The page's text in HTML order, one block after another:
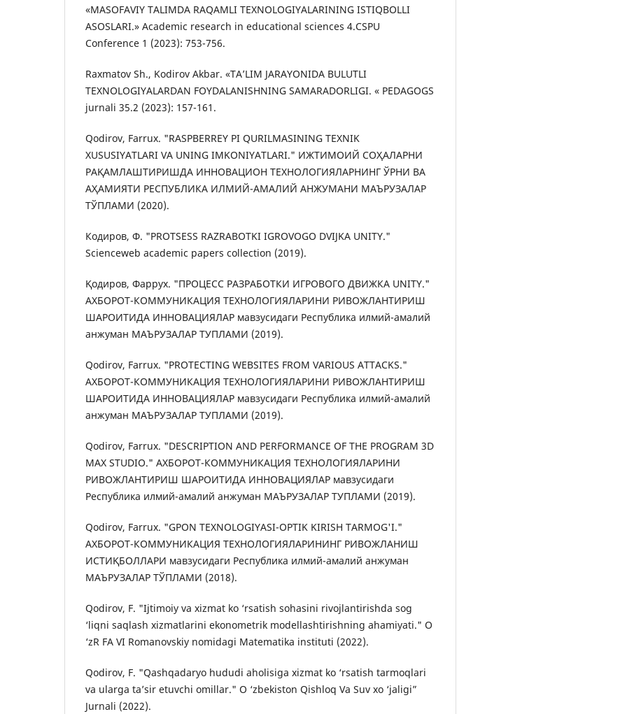
«MASOFAVIY TALIMDA RAQAMLI TEXNOLOGIYALARINING ISTIQBOLLI
ASOSLARI.» Academic research in educational sciences 4.CSPU
Conference 1 (2023): 753-756.
Rаxmаtоv Sh., Kodirov Akbar. «TА’LIM JАRАYОNIDА BULUTLI
TEXNОLОGIYАLАRDАN FОYDАLАNISHNING SАMАRАDОRLIGI. « PEDAGOGS
jurnali 35.2 (2023): 157-161.
Qodirov, Farrux. "RASPBERREY PI QURILMASINING TEXNIK
XUSUSIYATLARI VA UNING IMKONIYATLARI." ИЖТИМОИЙ СОҲАЛАРНИ
РАҚАМЛАШТИРИШДА ИННОВАЦИОН ТЕХНОЛОГИЯЛАРНИНГ ЎРНИ ВА
АҲАМИЯТИ РЕСПУБЛИКА ИЛМИЙ-АМАЛИЙ АНЖУМАНИ МАЪРУЗАЛАР
ТЎПЛАМИ (2020).
Кодиров, Ф. "PROTSESS RAZRABOTKI IGROVOGO DVIJKA UNITY."
Scienceweb academic papers collection (2019).
Қодиров, Фаррух. "ПРОЦЕСС РАЗРАБОТКИ ИГРОВОГО ДВИЖКА UNITY."
АХБОРОТ-КОММУНИКАЦИЯ ТЕХНОЛОГИЯЛАРИНИ РИВОЖЛАНТИРИШ
ШАРОИТИДА ИННОВАЦИЯЛАР мавзусидаги Республика илмий-амалий
анжуман МАЪРУЗАЛАР ТУПЛАМИ (2019).
Qodirov, Farrux. "PROTECTING WEBSITES FROM VARIOUS ATTACKS."
АХБОРОТ-КОММУНИКАЦИЯ ТЕХНОЛОГИЯЛАРИНИ РИВОЖЛАНТИРИШ
ШАРОИТИДА ИННОВАЦИЯЛАР мавзусидаги Республика илмий-амалий
анжуман МАЪРУЗАЛАР ТУПЛАМИ (2019).
Qodirov, Farrux. "DESCRIPTION AND PERFORMANCE OF THE PROGRAM 3D
MAX STUDIO." АХБОРОТ-КОММУНИКАЦИЯ ТЕХНОЛОГИЯЛАРИНИ
РИВОЖЛАНТИРИШ ШАРОИТИДА ИННОВАЦИЯЛАР мавзусидаги
Республика илмий-амалий анжуман МАЪРУЗАЛАР ТУПЛАМИ (2019).
Qodirov, Farrux. "GPON TEXNOLOGIYASI-OPTIK KIRISH TARMOG'I."
АХБОРОТ-КОММУНИКАЦИЯ ТЕХНОЛОГИЯЛАРИНИНГ РИВОЖЛАНИШ
ИСТИҚБОЛЛАРИ мавзусидаги Республика илмий-амалий анжуман
МАЪРУЗАЛАР ТЎПЛАМИ (2018).
Qodirov, F. "Ijtimoiy va xizmat ko ‘rsatish sohasini rivojlantirishda sog
‘liqni saqlash xizmatlarini ekonometrik modellashtirishning ahamiyati." O
‘zR FA VI Romanovskiy nomidagi Matematika instituti (2022).
Qodirov, F. "Qashqadaryo hududi aholisiga xizmat ko ‘rsatish tarmoqlari
va ularga ta’sir etuvchi omillar." O ‘zbekiston Qishloq Va Suv xo ‘jaligi”
Jurnali (2022).